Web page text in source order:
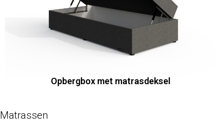
Opbergbox met matrasdeksel
Matrassen